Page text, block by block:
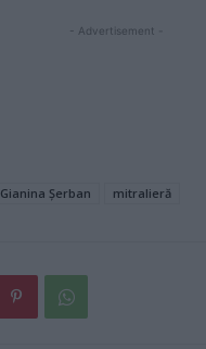
- Advertisement -
Gianina Șerban mitralieră